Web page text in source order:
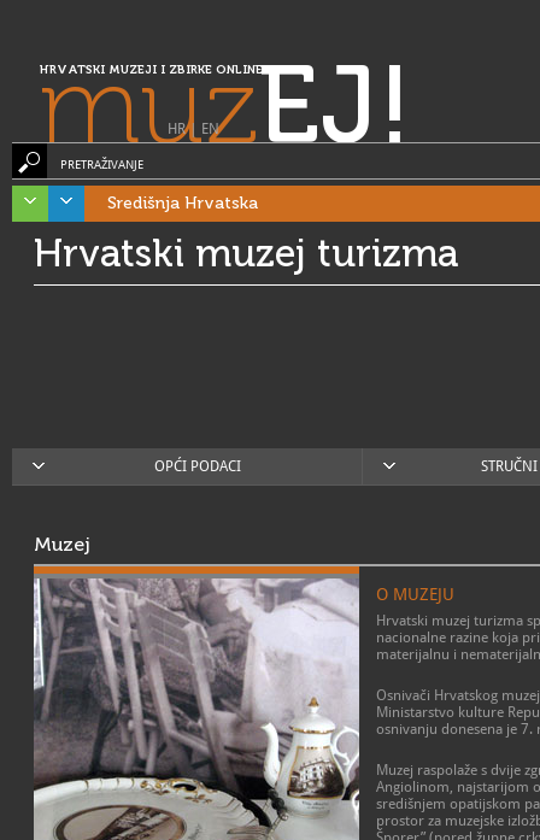
HRVATSKI MUZEJI I ZBIRKE ONLINE
muzEJ!
HR| EN
PRETRAŽIVANJE
Središnja Hrvatska
Hrvatski muzej turizma
OPĆI PODACI
Muzej
O MUZEJU
Hrvatski muzej turizma
nacionalne razine koja
materijalnu i
Osnivači Hrvatskog
Ministarstvo kulture
osnivanju donesena je
Muzej raspolaže s dvije
Angiolinom, najstarijom
središnjem opatijskom
prostor za muzejske